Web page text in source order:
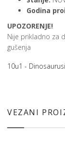
Godina
UPOZORENJE!
Nije prikladno za
gušenja
10u1 -
VEZANI